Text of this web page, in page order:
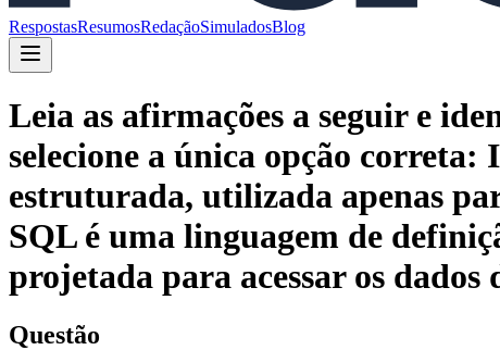
RespostasResumosRedaçãoSimuladosBlog
Leia as afirmações a seguir e
selecione a única opção
estruturada, utilizada apenas
SQL é uma linguagem de
projetada para acessar os dados
Questão